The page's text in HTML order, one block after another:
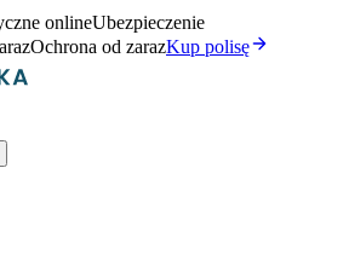
onlineUbezpieczenie
Ochrona od zarazKup polisę